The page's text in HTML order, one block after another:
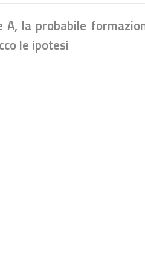
A, la probabile
le ipotesi